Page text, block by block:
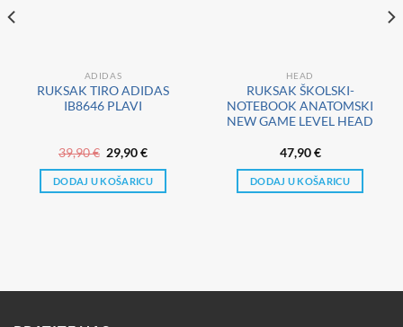
ADIDAS
RUKSAK TIRO ADIDAS
IB8646 PLAVI
39,90€ Izvorna
cijena
bila
je:
29,90€Trenutna
je:
29,90 €.
DODAJ U KOŠARICU
HEAD
RUKSAK ŠKOLSKI-
NOTEBOOK ANATOMSKI
NEW GAME LEVEL HEAD
47,90€
DODAJ U KOŠARICU